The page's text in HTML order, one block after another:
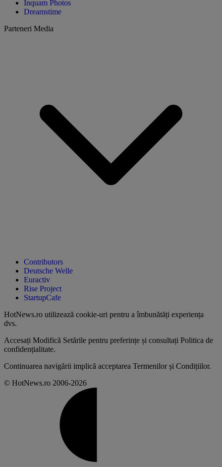
Inquam Photos
Dreamstime
Parteneri Media
Contributors
Deutsche Welle
Euractiv
Rise Project
StartupCafe
HotNews.ro utilizează cookie-uri pentru a îmbunătăți experiența
dvs.
Accesați Modifică Setările pentru preferințe și consultați Politica de
confidențialitate.
Continuarea navigării implică acceptarea Termenilor și Condițiilor.
© HotNews.ro 2006-2026